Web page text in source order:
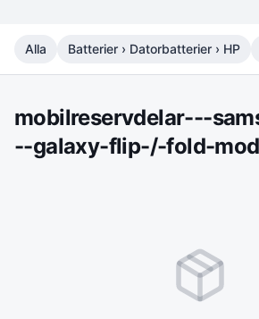
Alla Batterier › Datorbatterier › HP
mobilreservdelar---
--galaxy-flip-/-fold-